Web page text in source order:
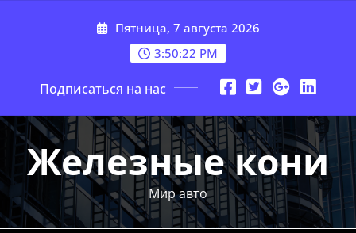
Пятница, 7 августа 2026
3:50:24 PM
Подписаться на нас
Железные кони
Мир авто